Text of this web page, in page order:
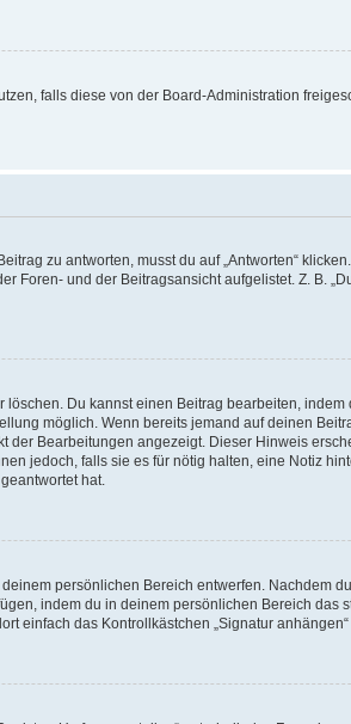
falls diese von der Board-Administration
zu antworten, musst du auf „Antworten“
und der Beitragsansicht aufgelistet. Z. B.
Du kannst einen Beitrag bearbeiten, indem
möglich. Wenn bereits jemand auf deinen
Bearbeitungen angezeigt. Dieser Hinweis
jedoch, falls sie es für nötig halten, eine Notiz
hat.
persönlichen Bereich entwerfen. Nachdem
indem du in deinem persönlichen Bereich das
einfach das Kontrollkästchen „Signatur